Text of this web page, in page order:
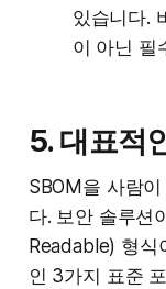
있습니다.
이 아닌 필
5. 대표적
SBOM을 사람
다. 보안 솔루션
Readable) 형식
인 3가지 표준